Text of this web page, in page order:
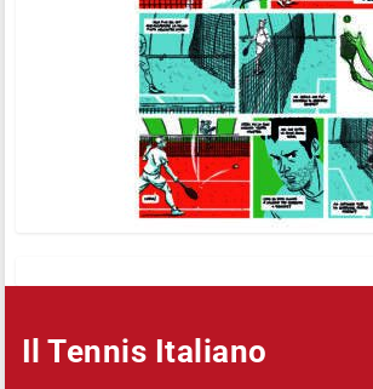
Il Tennis Italiano